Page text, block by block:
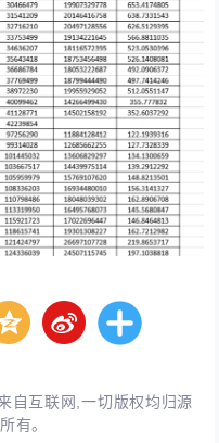
自互联网,一切版权均归源
有。